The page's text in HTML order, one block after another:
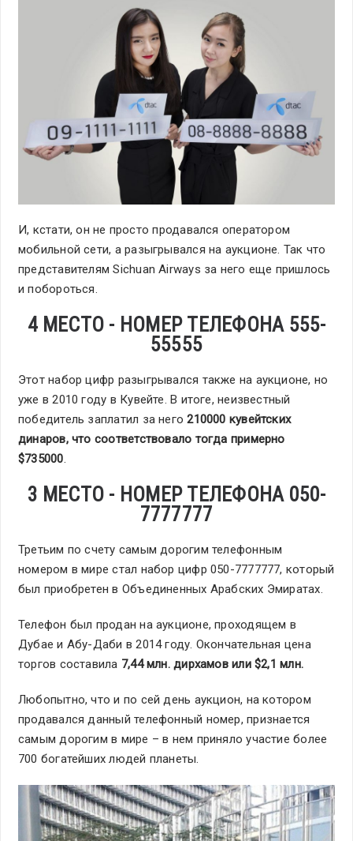
И, кстати, он не просто продавался оператором
мобильной сети, а разыгрывался на аукционе. Так что
представителям Sichuan Airways за него еще пришлось
и побороться.
4 МЕСТО - НОМЕР ТЕЛЕФОНА 555-
55555
Этот набор цифр разыгрывался также на аукционе, но
уже в 2010 году в Кувейте. В итоге, неизвестный
победитель заплатил за него210000 кувейтских
динаров, что соответствовало тогда примерно
$735000.
3 МЕСТО - НОМЕР ТЕЛЕФОНА 050-
7777777
Третьим по счету самым дорогим телефонным
номером в мире стал набор цифр 050-7777777, который
был приобретен в Объединенных Арабских Эмиратах.
Телефон был продан на аукционе, проходящем в
Дубае и Абу-Даби в 2014 году. Окончательная цена
торгов составила 7,44 млн. дирхамов или$2,1 млн.
Любопытно, что и по сей день аукцион, на котором
продавался данный телефонный номер, признается
самым дорогим в мире – в нем приняло участие более
700 богатейших людей планеты.